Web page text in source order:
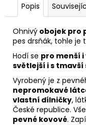
Popis
Ohnivý obojek pro
pes drsňák, tohle je
Hodí se pro menší
světlejší i s tmavší
Vyrobený je z
nepromokavé
vlastní dílničky,
České republice.
pevné kovové.